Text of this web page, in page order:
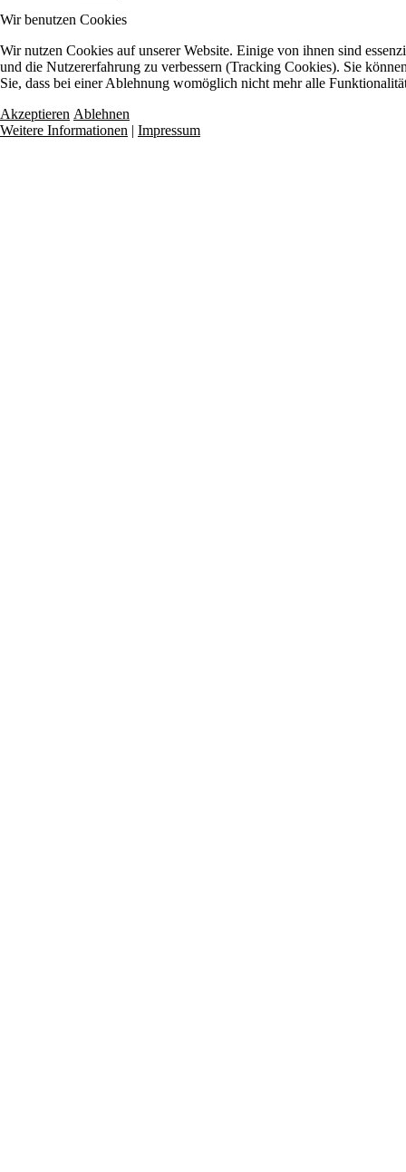
Wir benutzen Cookies
Wir nutzen Cookies auf unserer Website. Einige von ihnen sind
und die Nutzererfahrung zu verbessern (Tracking Cookies). Sie
Sie, dass bei einer Ablehnung womöglich nicht mehr alle
Akzeptieren Ablehnen
Weitere Informationen | Impressum